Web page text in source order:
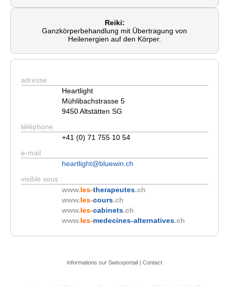
Reiki:
Ganzkörperbehandlung mit Übertragung von
Heilenergien auf den Körper.
adresse
Heartlight
Mühlibachstrasse 5
9450 Altstätten SG
téléphone
+41 (0) 71 755 10 54
e-mail
heartlight@bluewin.ch
visible sous :
www.les-therapeutes.ch
www.les-cours.ch
www.les-cabinets.ch
www.les-medecines-alternatives.ch
informations sur Swissportail | Contact